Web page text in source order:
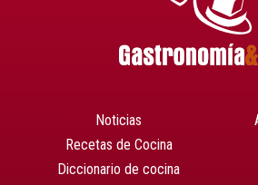
Noticias
Recetas de Cocina
Diccionario de cocina